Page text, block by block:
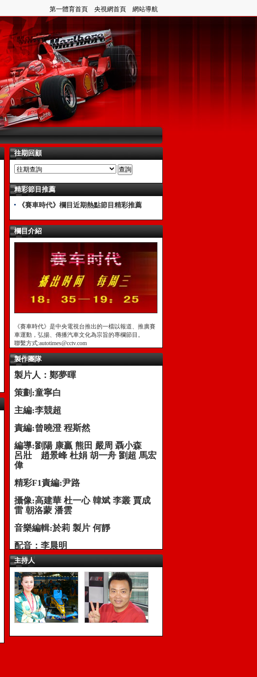
往期回顧
精彩節目推薦
《賽車時代》欄目近期熱點節目精彩推薦
欄目介紹
《賽車時代》是中央電視台推出的一檔以報道、推廣賽
車運動，弘揚、傳播汽車文化為宗旨的專欄節目。
聯繫方式:autotimes@cctv.com
製作團隊
製片人：鄭夢暉
策劃:童寧白
主編:李競超
責編:曾曉澄 程斯然
編導:劉陽 康贏 熊田 嚴周 聶小森
呂壯 趙景峰 杜娟 胡一舟 劉超 馬宏
偉
精彩F1責編:尹路
攝像:高建華 杜一心 韓斌 李叢 賈成
雷 朝洛蒙 潘雲
音樂編輯:於莉 製片 何靜
配音：李晨明
主持人